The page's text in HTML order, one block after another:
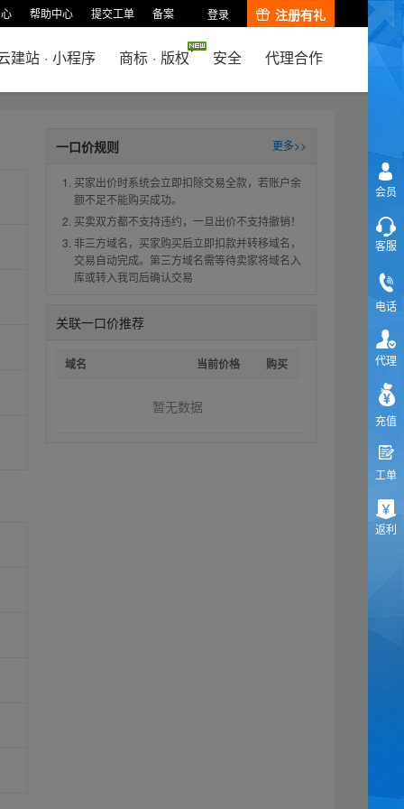
帮助中心 提交工单 备案 登录 注册有礼
建站 · 小程序 商标 · 版权 安全 代理合作
一口价规则 更多>>
买家出价时系统会立即扣除交易全款，若账户余
额不足不能购买成功。
买卖双方都不支持违约，一旦出价不支持撤销！
非三方域名，买家购买后立即扣款并转移域名，
交易自动完成。第三方域名需等待卖家将域名入
库或转入我司后确认交易
关联一口价推荐
域名 当前价格 购买
暂无数据
会员
客服
电话
代理
充值
工单
返利